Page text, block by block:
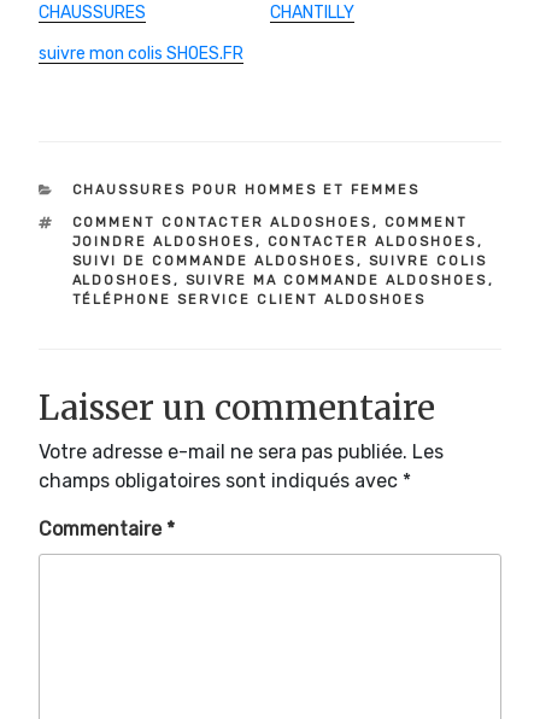
CHAUSSURES
CHANTILLY
suivre mon colis SHOES.FR
CATÉGORIES
CHAUSSURES POUR HOMMES ET FEMMES
ÉTIQUETTES
COMMENT CONTACTER ALDOSHOES,
COMMENT
JOINDRE ALDOSHOES, CONTACTER ALDOSHOES,
SUIVI DE COMMANDE ALDOSHOES, SUIVRE COLIS
ALDOSHOES, SUIVRE MA COMMANDE ALDOSHOES,
TÉLÉPHONE SERVICE CLIENT ALDOSHOES
Laisser un commentaire
Votre adresse e-mail ne sera pas publiée. Les
champs obligatoires sont indiqués avec *
Commentaire *